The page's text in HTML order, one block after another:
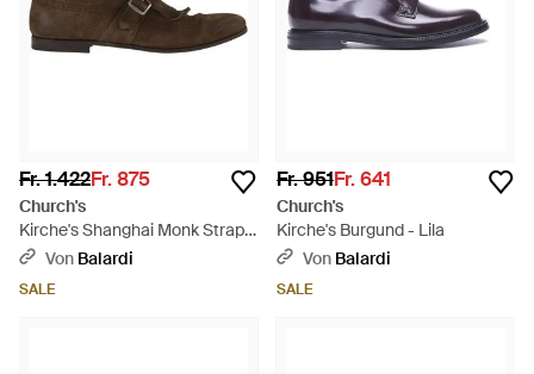
Fr. 1.422Fr. 875
Church's
Kirche's Shanghai Monk Strap
aus Wildleder mit Fransendetail
Von Balardi
SALE
Fr. 951Fr. 641
Church's
Kirche's Burgund - Lila
Von Balardi
SALE